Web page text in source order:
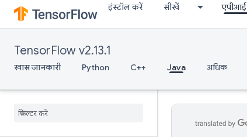
इंस्टॉल करें सीखें एपीआई
TensorFlow v2.13.1
खास जानकारी Python C++ Java अधिक
LoadTPUEmbeddingProximalAdagradParameters
LoadTPUEmbeddingProximalYogiParameters
LoadTPUEmbeddingStochasticGradientDescentParameters
LookupTableExport
LookupTableImport